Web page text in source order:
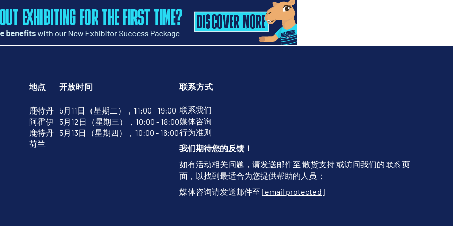
地点
鹿特丹
阿霍伊
鹿特丹
荷兰
开放时间
5月11日（星期二），11:00 - 19:00
5月12日（星期三），10:00 - 18:00
5月13日（星期四），10:00 - 16:00
联系方式
联系我们
媒体咨询
行为准则
我们期待您的反馈！
如有活动相关问题，请发送邮件至 散货支持或访问我们的 联系 页
面，以找到最适合为您提供帮助的人员；
媒体咨询请发送邮件至 [email protected]